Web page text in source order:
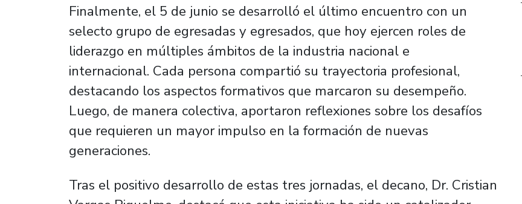
Finalmente, el 5 de junio se desarrolló el último encuentro con un
selecto grupo de egresadas y egresados, que hoy ejercen roles de
liderazgo en múltiples ámbitos de la industria nacional e
internacional. Cada persona compartió su trayectoria profesional,
destacando los aspectos formativos que marcaron su desempeño.
Luego, de manera colectiva, aportaron reflexiones sobre los desafíos
que requieren un mayor impulso en la formación de nuevas
generaciones.
Tras el positivo desarrollo de estas tres jornadas, el decano, Dr. Cristian